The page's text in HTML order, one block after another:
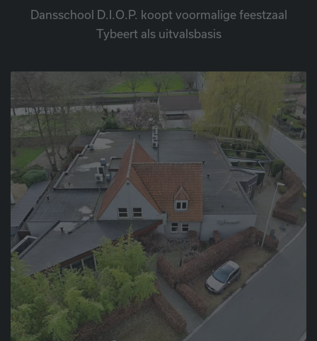
Dansschool D.I.O.P. koopt voormalige feestzaal
Tybeert als uitvalsbasis